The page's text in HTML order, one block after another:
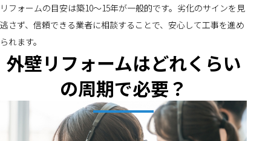
リフォームの目安は築10～15年が一般的です。劣化のサインを見
逃さず、信頼できる業者に相談することで、安心して工事を進め
られます。
外壁リフォームはどれくらい
の周期で必要？